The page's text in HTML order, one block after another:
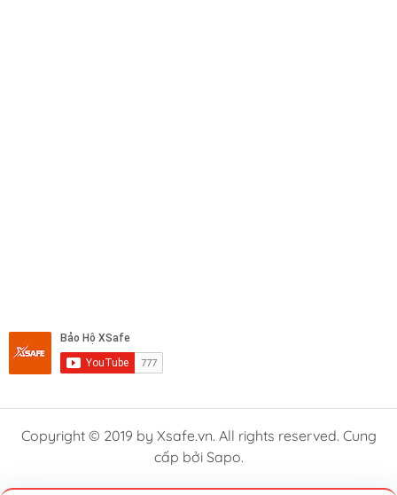
Copyright © 2019 by Xsafe.vn. All rights reserved. Cung
cấp bởi Sapo.